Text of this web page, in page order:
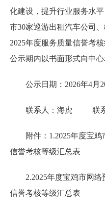
化建设，提升行业服务水
市30家巡游出租汽车公司
2025年度服务质量信誉考
公示期内以书面形式向中心
公示日期：2026年4月
联系人：海虎 联系
附件：1.2025年度宝
信誉考核等级汇总表
2.2025年度宝鸡市网
信誉考核等级汇总表